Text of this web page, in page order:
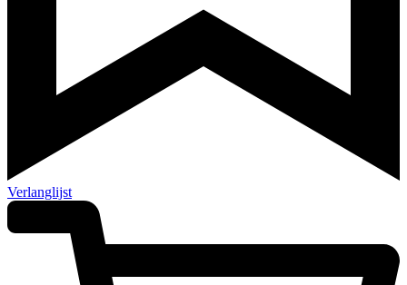
Verlanglijst